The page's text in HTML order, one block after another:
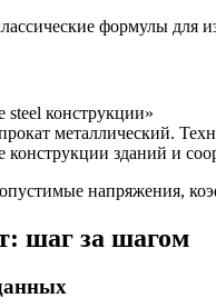
формулы для
конструкции»
металлический.
зданий и
напряжения,
шаг за шагом